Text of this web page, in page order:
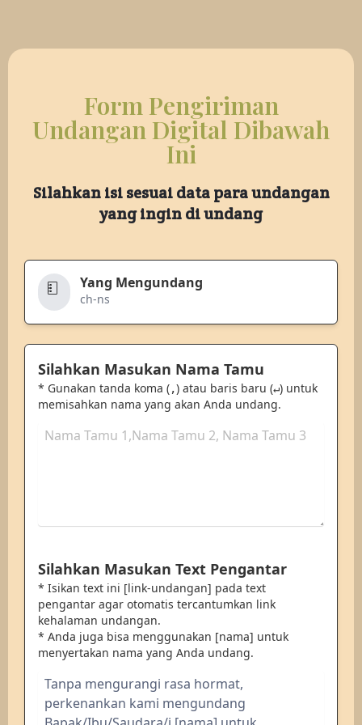
Form Pengiriman
Undangan Digital Dibawah
Ini
Silahkan isi sesuai data para undangan
yang ingin di undang
Yang Mengundang
ch-ns
Silahkan Masukan Nama Tamu
* Gunakan tanda koma (,) atau baris baru (↵) untuk
memisahkan nama yang akan Anda undang.
Silahkan Masukan Text Pengantar
* Isikan text ini [link-undangan] pada text
pengantar agar otomatis tercantumkan link
kehalaman undangan.
* Anda juga bisa menggunakan [nama] untuk
menyertakan nama yang Anda undang.